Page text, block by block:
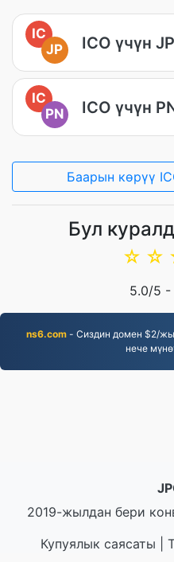
IC
JP
ICO үчүн
IC
PN
ICO үчүн
Баарын көрүү
Бул
☆
☆
5.0/5 -
ns6.com - Сиздин домен $2/
нече
2019-жылдан бери
Купуялык саясаты